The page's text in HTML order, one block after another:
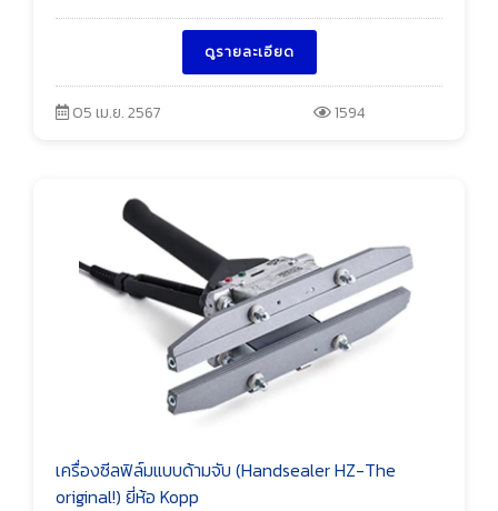
ดูรายละเอียด
05 เม.ย. 2567 1594
เครื่องซีลฟิล์มแบบด้ามจับ (Handsealer HZ-The
original!) ยี่ห้อ Kopp